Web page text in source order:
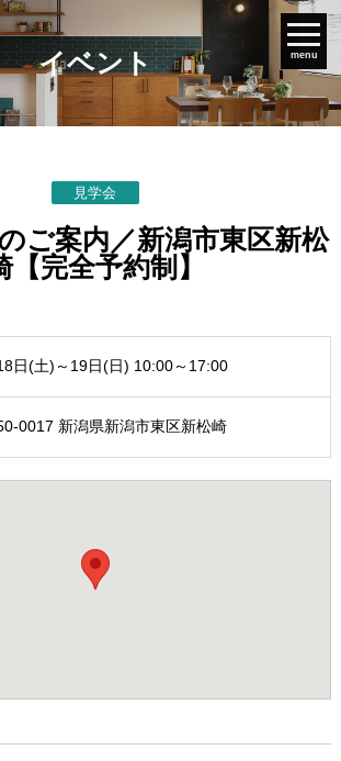
menu
イベント
見学会
ご案内／新潟市東区新松
【完全予約制】
日(土)～19日(日) 10:00～17:00
0017 新潟県新潟市東区新松崎